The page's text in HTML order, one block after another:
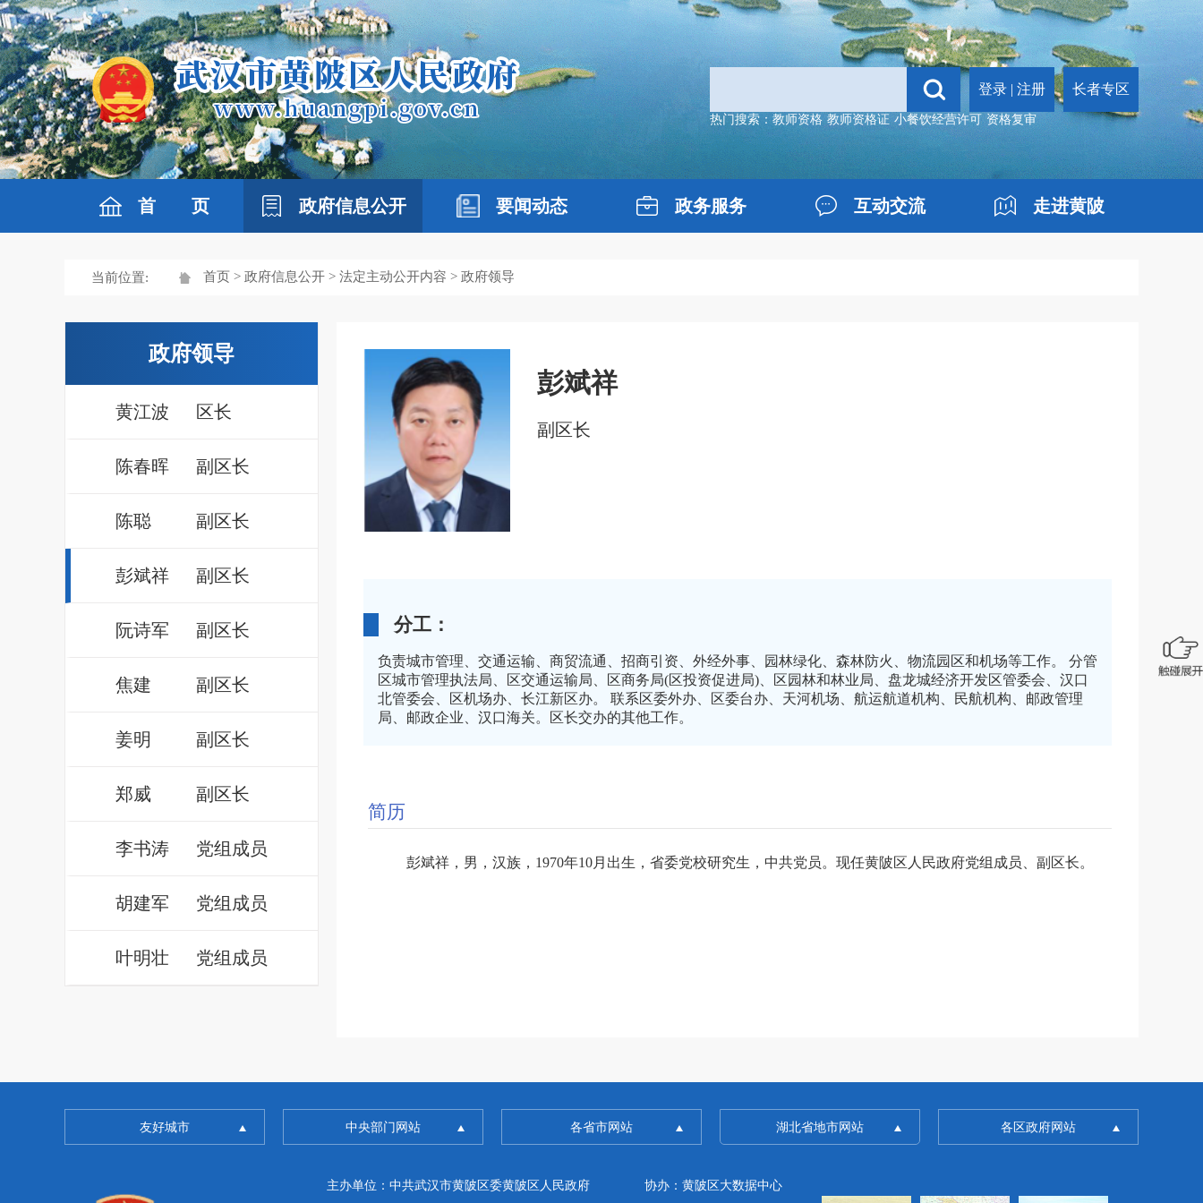
登录 | 注册 长者专区
热门搜索： 教师资格 教师资格证 小餐饮经营许可 资格复审
首 页 政府信息公开 要闻动态 政务服务 互动交流 走进黄陂
当前位置: 首页 > 政府信息公开 > 法定主动公开内容 > 政府领导
政府领导
黄江波 区长
陈春晖 副区长
陈聪 副区长
彭斌祥 副区长
阮诗军 副区长
焦建 副区长
姜明 副区长
郑威 副区长
李书涛 党组成员
胡建军 党组成员
叶明壮 党组成员
彭斌祥
副区长
分工：
负责城市管理、交通运输、商贸流通、招商引资、外经外事、园林绿化、森林防火、物流园区和机场等工作。 分管
区城市管理执法局、区交通运输局、区商务局(区投资促进局)、区园林和林业局、盘龙城经济开发区管委会、汉口
北管委会、区机场办、长江新区办。 联系区委外办、区委台办、天河机场、航运航道机构、民航机构、邮政管理
局、邮政企业、汉口海关。区长交办的其他工作。
简历
彭斌祥，男，汉族， 1970年10月出生，省委党校研究生，中共党员。现任黄陂区人民政府党组成员、副区长。
友好城市 中央部门网站 各省市网站 湖北省地市网站 各区政府网站
主办单位：中共武汉市黄陂区委黄陂区人民政府 协办：黄陂区大数据中心